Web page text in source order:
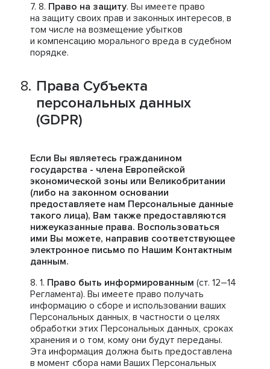
Право на защиту. Вы имеете право
на защиту своих прав и законных интересов, в
том числе на возмещение убытков
и компенсацию морального вреда в судебном
порядке.
Права Субъекта
персональных данных
(GDPR)
Если Вы являетесь гражданином
государства - члена Европейской
экономической зоны или Великобритании
(либо на законном основании
предоставляете нам Персональные данные
такого лица), Вам также предоставляются
нижеуказанные права. Воспользоваться
ими Вы можете, направив соответствующее
электронное письмо по Нашим Контактным
данным.
Право быть информированным (ст. 12–14
Регламента). Вы имеете право получать
информацию о сборе и использовании ваших
Персональных данных, в частности о целях
обработки этих Персональных данных, сроках
хранения и о том, кому они будут переданы.
Эта информация должна быть предоставлена
в момент сбора нами Ваших Персональных